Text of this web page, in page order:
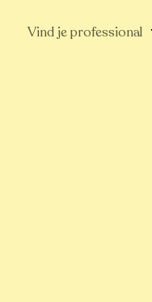
Vind je professional